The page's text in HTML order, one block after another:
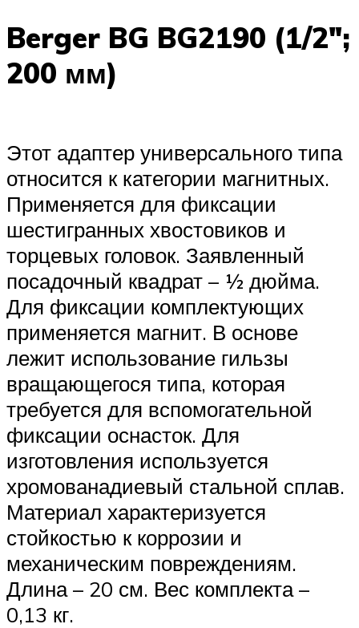
Berger BG BG2190 (1/2″;
200 мм)
Этот адаптер универсального типа
относится к категории магнитных.
Применяется для фиксации
шестигранных хвостовиков и
торцевых головок. Заявленный
посадочный квадрат – ½ дюйма.
Для фиксации комплектующих
применяется магнит. В основе
лежит использование гильзы
вращающегося типа, которая
требуется для вспомогательной
фиксации оснасток. Для
изготовления используется
хромованадиевый стальной сплав.
Материал характеризуется
стойкостью к коррозии и
механическим повреждениям.
Длина – 20 см. Вес комплекта –
0,13 кг.